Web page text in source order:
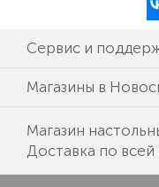
Сервис и
Магазины в
Магазин
Доставка по всей